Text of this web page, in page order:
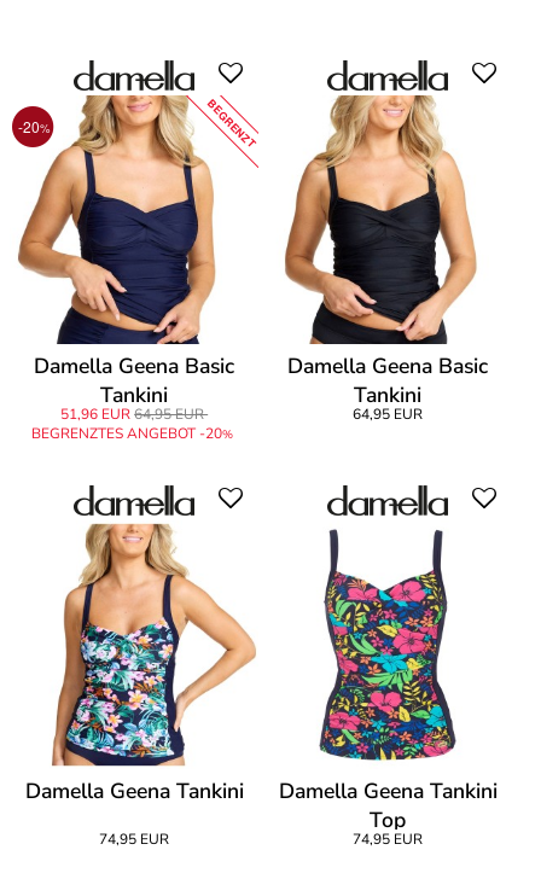
-20% BEGRENZT
Damella Geena Basic
Tankini
51,96 EUR64,95 EUR
BEGRENZTES ANGEBOT -20%
Damella Geena Basic
Tankini
64,95 EUR
Damella Geena Tankini
74,95 EUR
Damella Geena Tankini
Top
74,95 EUR